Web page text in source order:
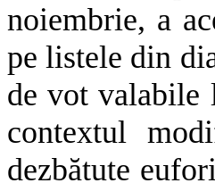
noiembrie, a
pe listele din
de vot valabile
contextul
dezbătute